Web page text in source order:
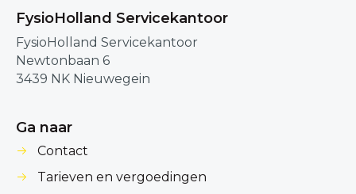
FysioHolland Servicekantoor
FysioHolland Servicekantoor
Newtonbaan 6
3439 NK Nieuwegein
Ga naar
Contact
Tarieven en vergoedingen